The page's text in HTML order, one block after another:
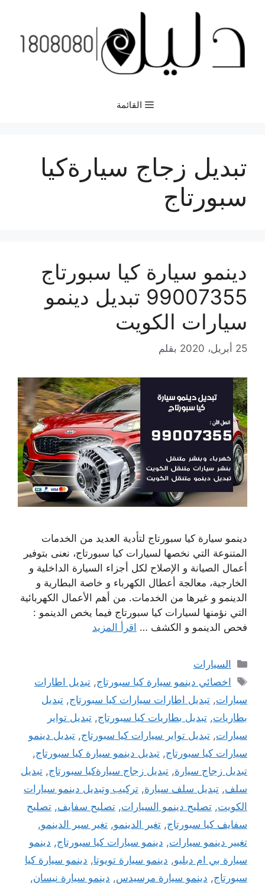
المحتوى
القائمة
تبديل زجاج سيارةكيا
سبورتاج
دينمو سيارة كيا سبورتاج
99007355 تبديل دينمو
سيارات الكويت
25 أبريل، 2020 بقلم
دينمو سيارة كيا سبورتاج لتأدية العديد من الخدمات
المتنوعة التي نخصها لسيارات كيا سبورتاج، نعنى بتوفير
أعمال الصيانة و الإصلاح لكل أجزاء السيارة الداخلية و
الخارجية، معالجة أعطال الكهرباء و خاصة البطارية و
الدينمو و غيرها من الخدمات. من أهم الأعمال الكهربائية
التي نؤمنها لسيارات كيا سبورتاج فيما يخص الدينمو :
فحص الدينمو و الكشف … اقرأ المزيد
التصنيفات
السيارات
الوسوم
اخصائي دينمو سيارة كيا سبورتاج,تبديل اطارات
سيارات, تبديل اطارات سيارات كيا سبورتاج, تبديل
بطاريات, تبديل بطاريات كيا سبورتاج, تبديل تواير
سيارات, تبديل تواير سيارات كيا سبورتاج, تبديل دينمو
سيارات كيا سبورتاج, تبديل دينمو سيارة كيا سبورتاج,
تبديل زجاج سيارة, تبديل زجاج سيارةكيا سبورتاج, تبديل
سلف, تبديل سلف سيارة, تركيب وتبديل دينمو سيارات
الكويت, تصليح دينمو السيارات, تصليح سفايف, تصليح
سفايف كيا سبورتاج, تغير الدينمو, تغير سير الدينمو,
تغيير دينمو سيارات, دينمو سيارات كيا سبورتاج, دينمو
سيارة بي ام دبليو, دينمو سيارة تويوتا, دينمو سيارة كيا
سبورتاج, دينمو سيارة مرسيدس, دينمو سيارة نيسان,